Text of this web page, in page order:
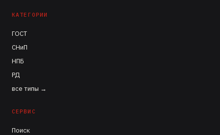
КАТЕГОРИИ
ГОСТ
СНиП
НПБ
РД
все типы →
СЕРВИС
Поиск